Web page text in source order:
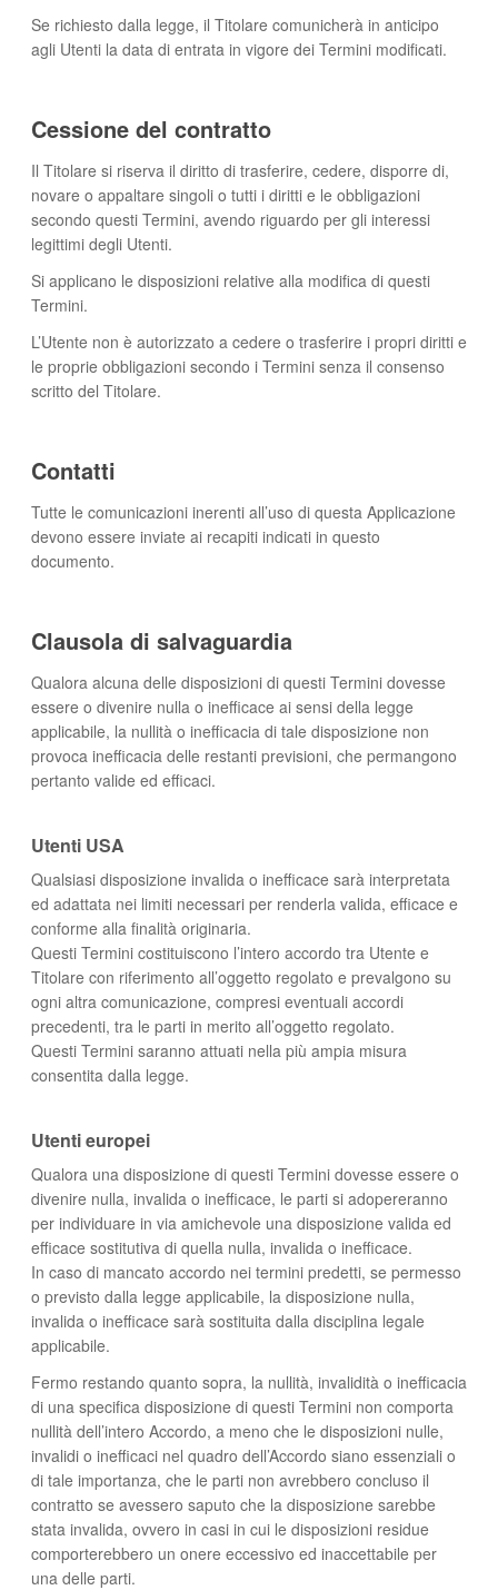
Se richiesto dalla legge, il Titolare comunicherà in anticipo
agli Utenti la data di entrata in vigore dei Termini modificati.
Cessione del contratto
Il Titolare si riserva il diritto di trasferire, cedere, disporre di,
novare o appaltare singoli o tutti i diritti e le obbligazioni
secondo questi Termini, avendo riguardo per gli interessi
legittimi degli Utenti.
Si applicano le disposizioni relative alla modifica di questi
Termini.
L’Utente non è autorizzato a cedere o trasferire i propri diritti e
le proprie obbligazioni secondo i Termini senza il consenso
scritto del Titolare.
Contatti
Tutte le comunicazioni inerenti all’uso di questa Applicazione
devono essere inviate ai recapiti indicati in questo
documento.
Clausola di salvaguardia
Qualora alcuna delle disposizioni di questi Termini dovesse
essere o divenire nulla o inefficace ai sensi della legge
applicabile, la nullità o inefficacia di tale disposizione non
provoca inefficacia delle restanti previsioni, che permangono
pertanto valide ed efficaci.
Utenti USA
Qualsiasi disposizione invalida o inefficace sarà interpretata
ed adattata nei limiti necessari per renderla valida, efficace e
conforme alla finalità originaria.
Questi Termini costituiscono l’intero accordo tra Utente e
Titolare con riferimento all’oggetto regolato e prevalgono su
ogni altra comunicazione, compresi eventuali accordi
precedenti, tra le parti in merito all’oggetto regolato.
Questi Termini saranno attuati nella più ampia misura
consentita dalla legge.
Utenti europei
Qualora una disposizione di questi Termini dovesse essere o
divenire nulla, invalida o inefficace, le parti si adopereranno
per individuare in via amichevole una disposizione valida ed
efficace sostitutiva di quella nulla, invalida o inefficace.
In caso di mancato accordo nei termini predetti, se permesso
o previsto dalla legge applicabile, la disposizione nulla,
invalida o inefficace sarà sostituita dalla disciplina legale
applicabile.
Fermo restando quanto sopra, la nullità, invalidità o inefficacia
di una specifica disposizione di questi Termini non comporta
nullità dell’intero Accordo, a meno che le disposizioni nulle,
invalidi o inefficaci nel quadro dell’Accordo siano essenziali o
di tale importanza, che le parti non avrebbero concluso il
contratto se avessero saputo che la disposizione sarebbe
stata invalida, ovvero in casi in cui le disposizioni residue
comporterebbero un onere eccessivo ed inaccettabile per
una delle parti.